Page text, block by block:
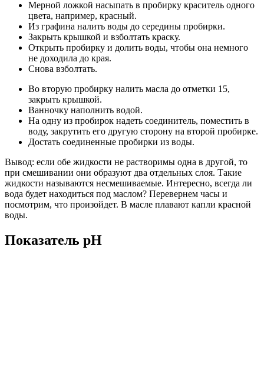
Мерной ложкой насыпать в пробирку краситель одного
цвета, например, красный.
Из графина налить воды до середины пробирки.
Закрыть крышкой и взболтать краску.
Открыть пробирку и долить воды, чтобы она немного
не доходила до края.
Снова взболтать.
Во вторую пробирку налить масла до отметки 15,
закрыть крышкой.
Ванночку наполнить водой.
На одну из пробирок надеть соединитель, поместить в
воду, закрутить его другую сторону на второй пробирке.
Достать соединенные пробирки из воды.
Вывод: если обе жидкости не растворимы одна в другой, то
при смешивании они образуют два отдельных слоя. Такие
жидкости называются несмешиваемые. Интересно, всегда ли
вода будет находиться под маслом? Перевернем часы и
посмотрим, что произойдет. В масле плавают капли красной
воды.
Показатель рН